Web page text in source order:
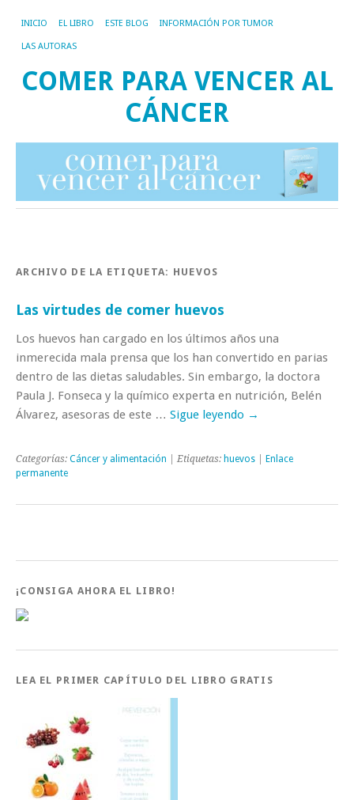
INICIO EL LIBRO ESTE BLOG INFORMACIÓN POR TUMOR
LAS AUTORAS
COMER PARA VENCER AL
CÁNCER
ARCHIVO DE LA ETIQUETA: HUEVOS
Las virtudes de comer huevos
Los huevos han cargado en los últimos años una
inmerecida mala prensa que los han convertido en parias
dentro de las dietas saludables. Sin embargo, la doctora
Paula J. Fonseca y la químico experta en nutrición, Belén
Álvarez, asesoras de este … Sigue leyendo →
Categorías: Cáncer y alimentación | Etiquetas: huevos
Enlace
permanente
¡CONSIGA AHORA EL LIBRO!
LEA EL PRIMER CAPÍTULO DEL LIBRO GRATIS